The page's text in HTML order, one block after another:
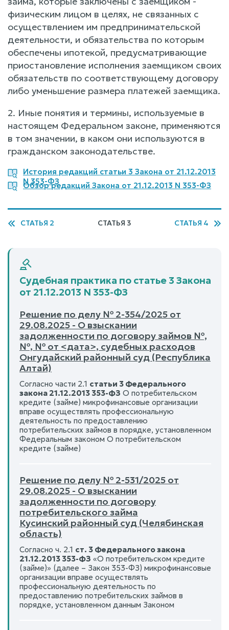
физическим лицом в целях, не связанных с
осуществлением им предпринимательской
деятельности, и обязательства по которым
обеспечены ипотекой, предусматривающие
приостановление исполнения заемщиком своих
обязательств по соответствующему договору
либо уменьшение размера платежей заемщика.
2. Иные понятия и термины, используемые в
настоящем Федеральном законе, применяются
в том значении, в каком они используются в
гражданском законодательстве.
История редакций статьи 3 Закона от 21.12.2013
N 353-ФЗ
Обзор редакций Закона от 21.12.2013 N 353-ФЗ
СТАТЬЯ 2 СТАТЬЯ 3 СТАТЬЯ 4
Судебная практика по статье 3 Закона
от 21.12.2013 N 353-ФЗ
Решение по делу № 2-354/2025 от
29.08.2025 - О взыскании
задолженности по договору займов №,
№, № от <дата>, судебных расходов
Онгудайский районный суд (Республика
Алтай)
Согласно части 2.1 статьи 3 Федерального
закона 21.12.2013 353-ФЗ О потребительском
кредите (займе) микрофинансовые организации
вправе осуществлять профессиональную
деятельность по предоставлению
потребительских займов в порядке, установленном
Федеральным законом О потребительском
кредите (займе)
Решение по делу № 2-531/2025 от
29.08.2025 - О взыскании
задолженности по договору
потребительского займа
Кусинский районный суд (Челябинская
область)
Согласно ч. 2.1 ст. 3 Федерального закона
21.12.2013 353-ФЗ «О потребительском кредите
(займе)» (далее – Закон 353-ФЗ) микрофинансовые
организации вправе осуществлять
профессиональную деятельность по
предоставлению потребительских займов в
порядке, установленном данным Законом